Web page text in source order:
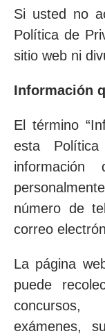
Si usted no
Política de
sitio web ni
Información
El término
esta
número de
correo
La página
puede
concursos,
exámenes,